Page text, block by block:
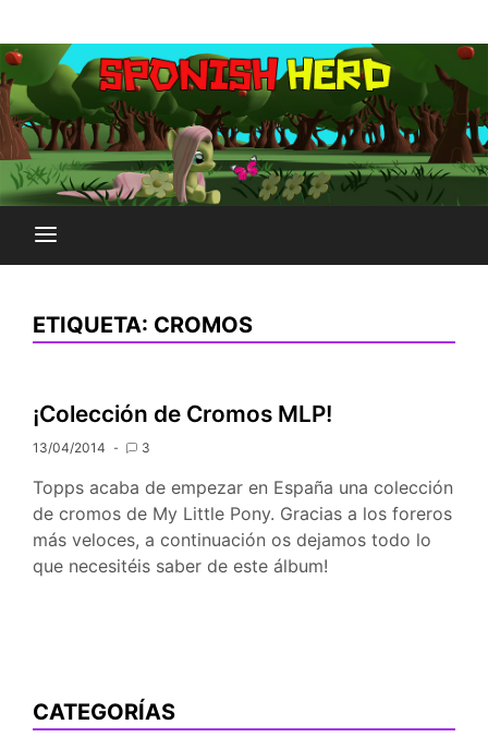
al
contenido
SPONISH HERD
ETIQUETA: CROMOS
¡Colección de Cromos MLP!
13/04/2014 3
Topps acaba de empezar en España una colección
de cromos de My Little Pony. Gracias a los foreros
más veloces, a continuación os dejamos todo lo
que necesitéis saber de este álbum!
CATEGORÍAS